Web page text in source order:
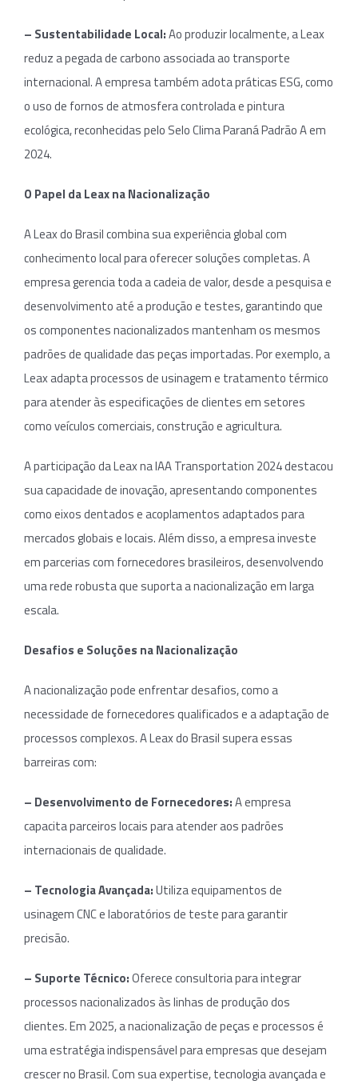
– Sustentabilidade Local:Ao produzir localmente, a Leax
reduz a pegada de carbono associada ao transporte
internacional. A empresa também adota práticas ESG, como
o uso de fornos de atmosfera controlada e pintura
ecológica, reconhecidas pelo Selo Clima Paraná Padrão A em
2024.
O Papel da Leax na Nacionalização
A Leax do Brasil combina sua experiência global com
conhecimento local para oferecer soluções completas. A
empresa gerencia toda a cadeia de valor, desde a pesquisa e
desenvolvimento até a produção e testes, garantindo que
os componentes nacionalizados mantenham os mesmos
padrões de qualidade das peças importadas. Por exemplo, a
Leax adapta processos de usinagem e tratamento térmico
para atender às especificações de clientes em setores
como veículos comerciais, construção e agricultura.
A participação da Leax na IAA Transportation 2024 destacou
sua capacidade de inovação, apresentando componentes
como eixos dentados e acoplamentos adaptados para
mercados globais e locais. Além disso, a empresa investe
em parcerias com fornecedores brasileiros, desenvolvendo
uma rede robusta que suporta a nacionalização em larga
escala.
Desafios e Soluções na Nacionalização
A nacionalização pode enfrentar desafios, como a
necessidade de fornecedores qualificados e a adaptação de
processos complexos. A Leax do Brasil supera essas
barreiras com:
– Desenvolvimento de Fornecedores:A empresa
capacita parceiros locais para atender aos padrões
internacionais de qualidade.
– Tecnologia Avançada:Utiliza equipamentos de
usinagem CNC e laboratórios de teste para garantir
precisão.
– Suporte Técnico:Oferece consultoria para integrar
processos nacionalizados às linhas de produção dos
clientes. Em 2025, a nacionalização de peças e processos é
uma estratégia indispensável para empresas que desejam
crescer no Brasil. Com sua expertise, tecnologia avançada e